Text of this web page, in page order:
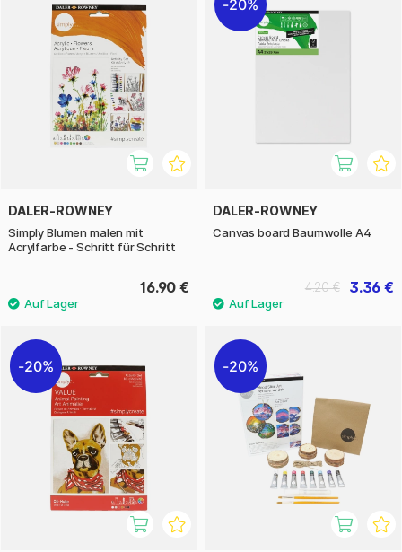
DALER-ROWNEY
Simply Blumen malen mit
Acrylfarbe - Schritt für Schritt
16.90 €
20%
DALER-ROWNEY
Canvas board Baumwolle A4
3.36 €
4.20 €
20% 20%